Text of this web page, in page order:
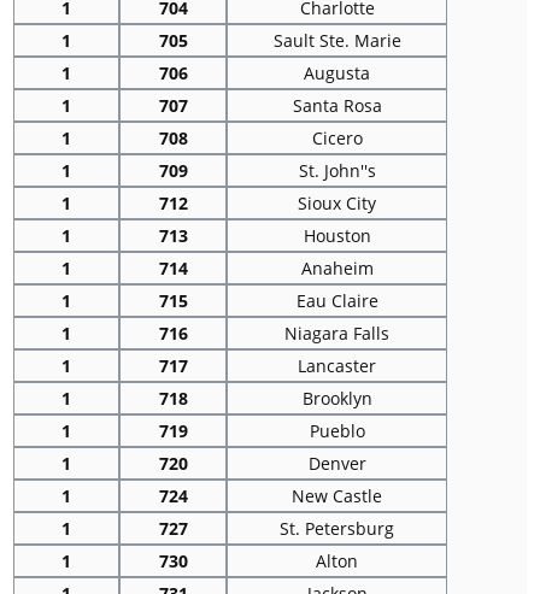
1
704
Charlotte
1
705
Sault Ste. Marie
1
706
Augusta
1
707
Santa Rosa
1
708
Cicero
1
709
St. John''s
1
712
Sioux City
1
713
Houston
1
714
Anaheim
1
715
Eau Claire
1
716
Niagara Falls
1
717
Lancaster
1
718
Brooklyn
1
719
Pueblo
1
720
Denver
1
724
New Castle
1
727
St. Petersburg
1
730
Alton